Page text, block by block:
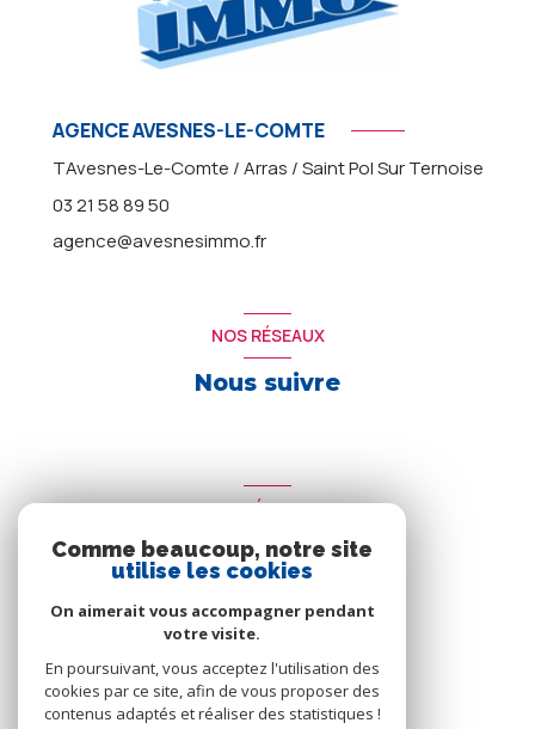
AGENCE AVESNES-LE-COMTE
TAvesnes-Le-Comte / Arras / Saint Pol Sur Ternoise
03 21 58 89 50
agence@avesnesimmo.fr
NOS RÉSEAUX
Nous suivre
ADHÉRENTS
Nous adhérons
Comme beaucoup, notre site
utilise les cookies
On aimerait vous accompagner pendant
votre visite.
En poursuivant, vous acceptez l'utilisation des
cookies par ce site, afin de vous proposer des
contenus adaptés et réaliser des statistiques !